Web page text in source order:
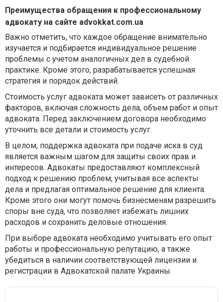
Преимущества обращения к профессиональному
адвокату на сайте advokkat.com.ua
Важно отметить, что каждое обращение внимательно
изучается и подбирается индивидуальное решение
проблемы с учетом аналогичных дел в судебной
практике. Кроме этого, разрабатывается успешная
стратегия и порядок действий.
Стоимость услуг адвоката может зависеть от различных
факторов, включая сложность дела, объем работ и опыт
адвоката. Перед заключением договора необходимо
уточнить все детали и стоимость услуг.
В целом, поддержка адвоката при подаче иска в суд
является важным шагом для защиты своих прав и
интересов. Адвокаты предоставляют комплексный
подход к решению проблем, учитывая все аспекты
дела и предлагая оптимальное решение для клиента.
Кроме этого они могут помочь бизнесменам разрешить
споры вне суда, что позволяет избежать лишних
расходов и сохранить деловые отношения.
При выборе адвоката необходимо учитывать его опыт
работы и профессиональную репутацию, а также
убедиться в наличии соответствующей лицензии и
регистрации в Адвокатской палате Украины.